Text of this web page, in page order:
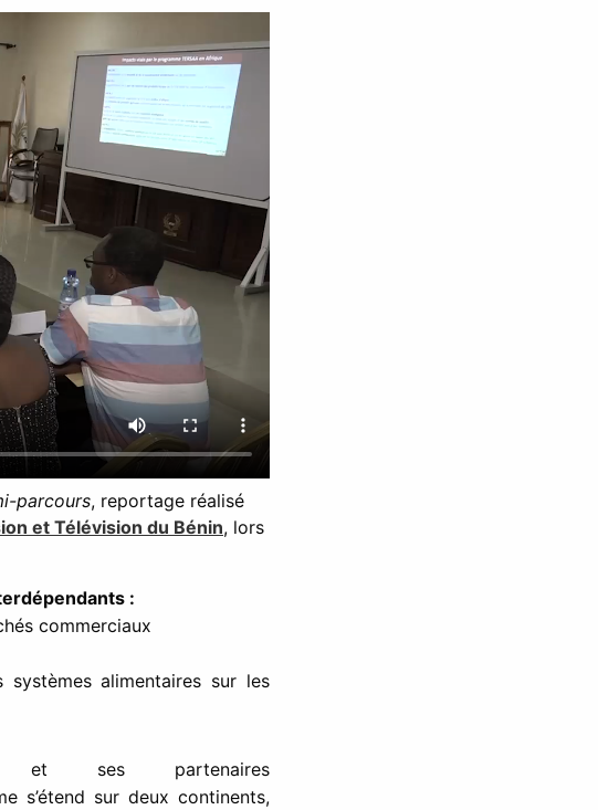
parcours, reportage réalisé
et Télévision du Bénin, lors
:
commerciaux
alimentaires sur les
ses partenaires
s’étend sur deux continents,